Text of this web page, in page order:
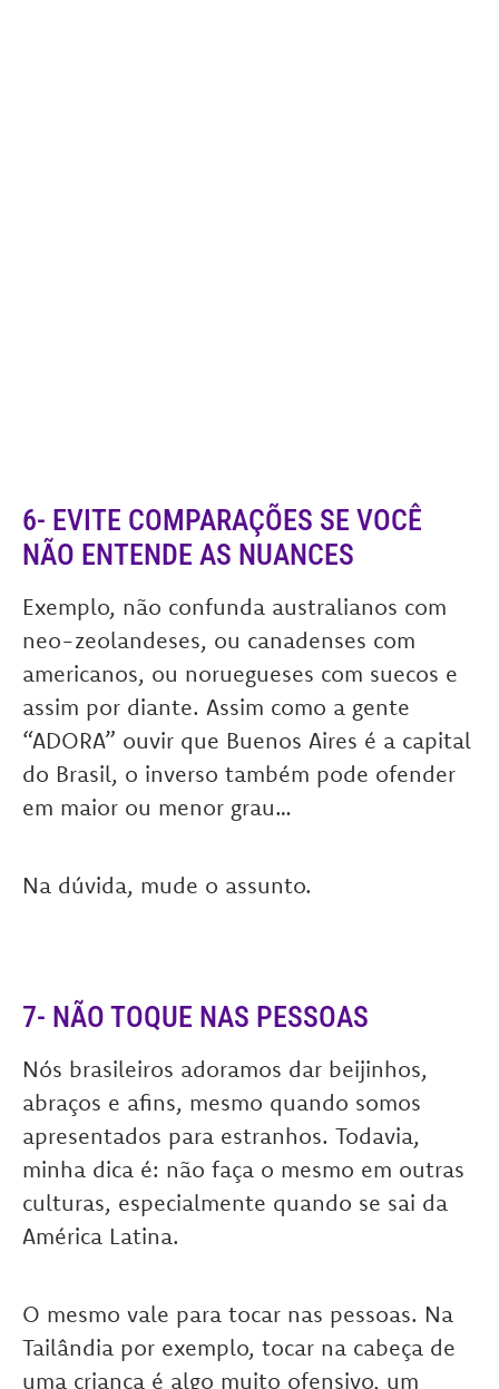
6- EVITE COMPARAÇÕES SE VOCÊ
NÃO ENTENDE AS NUANCES
Exemplo, não confunda australianos com
neo-zeolandeses, ou canadenses com
americanos, ou noruegueses com suecos e
assim por diante. Assim como a gente
“ADORA” ouvir que Buenos Aires é a capital
do Brasil, o inverso também pode ofender
em maior ou menor grau…
Na dúvida, mude o assunto.
7- NÃO TOQUE NAS PESSOAS
Nós brasileiros adoramos dar beijinhos,
abraços e afins, mesmo quando somos
apresentados para estranhos. Todavia,
minha dica é: não faça o mesmo em outras
culturas, especialmente quando se sai da
América Latina.
O mesmo vale para tocar nas pessoas. Na
Tailândia por exemplo, tocar na cabeça de
uma criança é algo muito ofensivo, um